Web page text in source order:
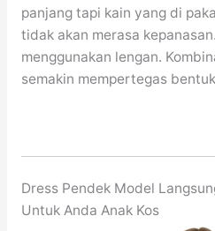
panjang tapi kain yang di
tidak akan merasa
menggunakan lengan.
semakin mempertegas
Dress Pendek Model
Untuk Anda Anak Kos